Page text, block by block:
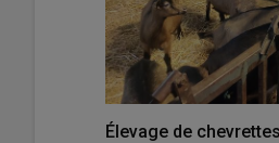
Élevage de